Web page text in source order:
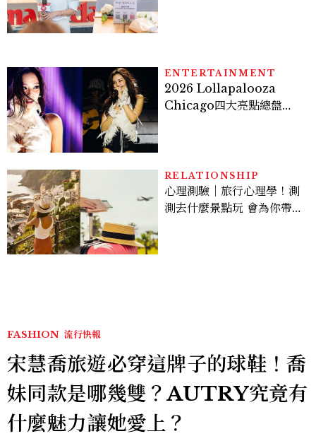
ENTERTAINMENT
2026 Lollapalooza
Chicago四大亮點總盤
RELATIONSHIP
心理測驗｜旅行心理學！測
測去什麼景點玩 會為你帶來
FASHION 流行快報
宋慧喬旅遊必穿這牌子的球鞋！喬
妹同款是哪幾雙？AUTRY究竟有
什麼魅力讓她愛上？